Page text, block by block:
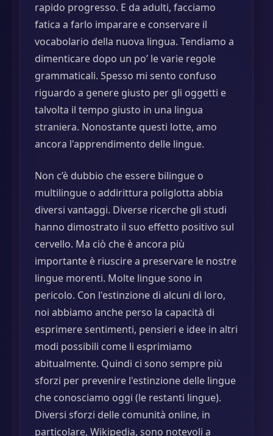
rapido progresso. E da adulti, facciamo
fatica a farlo imparare e conservare il
vocabolario della nuova lingua. Tendiamo a
dimenticare dopo un po’ le varie regole
grammaticali. Spesso mi sento confuso
riguardo a genere giusto per gli oggetti e
talvolta il tempo giusto in una lingua
straniera. Nonostante questi lotte, amo
ancora l'apprendimento delle lingue.
Non c’è dubbio che essere bilingue o
multilingue o addirittura poliglotta abbia
diversi vantaggi. Diverse ricerche gli studi
hanno dimostrato il suo effetto positivo sul
cervello. Ma ciò che è ancora più
importante è riuscire a preservare le nostre
lingue morenti. Molte lingue sono in
pericolo. Con l'estinzione di alcuni di loro,
noi abbiamo anche perso la capacità di
esprimere sentimenti, pensieri e idee in altri
modi possibili come li esprimiamo
abitualmente. Quindi ci sono sempre più
sforzi per prevenire l'estinzione delle lingue
che conosciamo oggi (le restanti lingue).
Diversi sforzi delle comunità online, in
particolare, Wikipedia, sono notevoli a